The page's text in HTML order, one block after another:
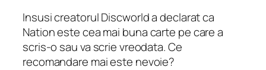
Insusi creatorulDiscworlda declarat ca
Nationeste cea mai buna carte pe care a
scris-o sau va scrie vreodata. Ce
recomandare mai este nevoie?